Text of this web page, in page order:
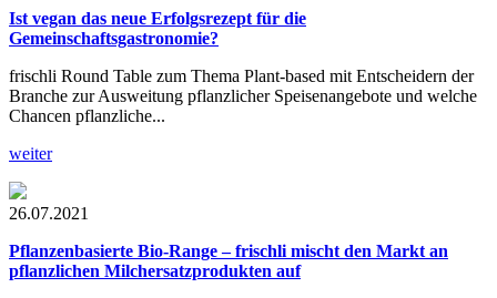
Ist vegan das neue Erfolgsrezept für die
Gemeinschaftsgastronomie?
frischli Round Table zum Thema Plant-based mit Entscheidern der
Branche zur Ausweitung pflanzlicher Speisenangebote und welche
Chancen pflanzliche...
weiter
26.07.2021
Pflanzenbasierte Bio-Range– frischli mischt den Markt an
pflanzlichen Milchersatzprodukten auf